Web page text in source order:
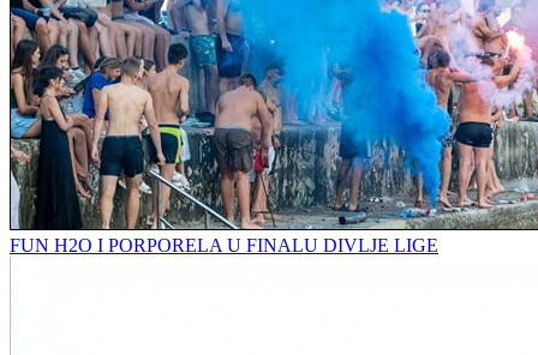
FUN H2O I PORPORELA U FINALU DIVLJE LIGE